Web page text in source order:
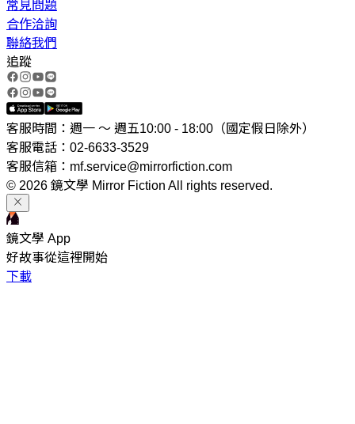
常見問題
合作洽詢
聯絡我們
追蹤
客服時間：週一 ～ 週五10:00 - 18:00（國定假日除外）
客服電話：02-6633-3529
客服信箱：mf.service@mirrorfiction.com
© 2026 鏡文學 Mirror Fiction All rights reserved.
鏡文學 App
好故事從這裡開始
下載